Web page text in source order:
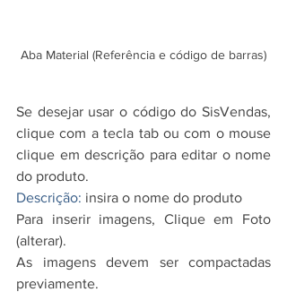
Aba Material (Referência e código de barras)
Se desejar usar o código do SisVendas,
clique com a tecla tab ou com o mouse
clique em descrição para editar o nome
do produto.
Descrição: insira o nome do produto
Para inserir imagens, Clique em Foto
(alterar).
As imagens devem ser compactadas
previamente.